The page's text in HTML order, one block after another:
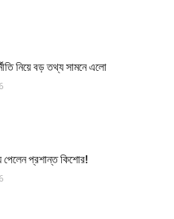
নিয়ে বড় তথ্য সামনে এলো
পেলেন প্রশান্ত কিশোর!